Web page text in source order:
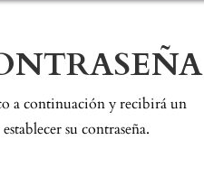
a continuación y recibirá un
su contraseña.